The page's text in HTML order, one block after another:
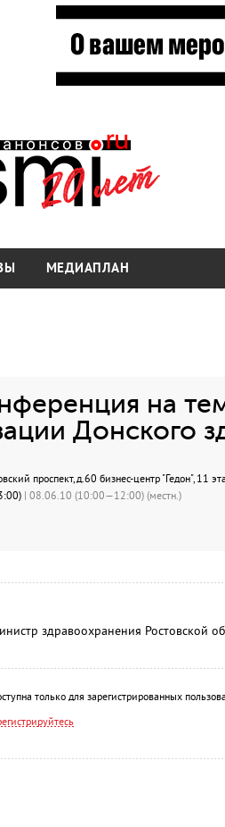
МЕДИАПЛАН
на
Донского
проспект, д.60 бизнес-центр "Гедон", 11
| 08.06.10 (10:00—12:00) (местн.)
здравоохранения Ростовской
только для зарегистрированных